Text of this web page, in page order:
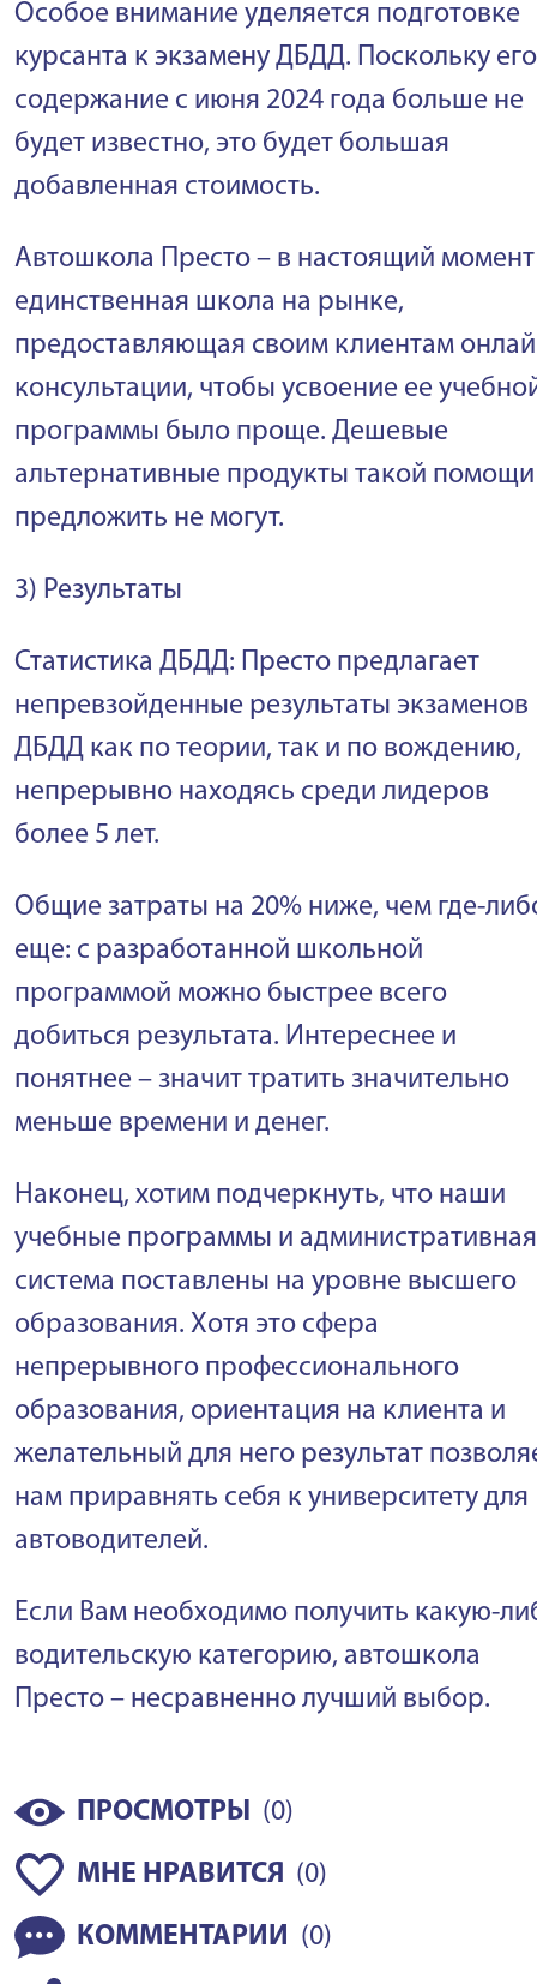
Особое внимание уделяется подготовке
курсанта к экзамену ДБДД. Поскольку его
содержание с июня 2024 года больше не
будет известно, это будет большая
добавленная стоимость.
Автошкола Престо – в настоящий момент
единственная школа на рынке,
предоставляющая своим клиентам
консультации, чтобы усвоение ее
программы было проще. Дешевые
альтернативные продукты такой помощи
предложить не могут.
3) Результаты
Статистика ДБДД: Престо предлагает
непревзойденные результаты экзаменов
ДБДД как по теории, так и по вождению,
непрерывно находясь среди лидеров
более 5 лет.
Общие затраты на 20% ниже, чем где-
еще: с разработанной школьной
программой можно быстрее всего
добиться результата. Интереснее и
понятнее – значит тратить значительно
меньше времени и денег.
Наконец, хотим подчеркнуть, что наши
учебные программы и административная
система поставлены на уровне высшего
образования. Хотя это сфера
непрерывного профессионального
образования, ориентация на клиента и
желательный для него результат
нам приравнять себя к университету для
автоводителей.
Если Вам необходимо получить какую-
водительскую категорию, автошкола
Престо – несравненно лучший выбор.
ПРОСМОТРЫ (0)
МНЕ НРАВИТСЯ (0)
КОММЕНТАРИИ (0)